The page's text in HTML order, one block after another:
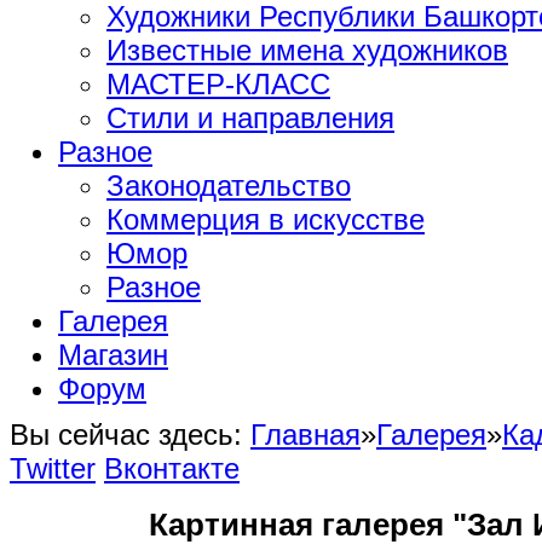
Художники Республики
Известные имена художников
МАСТЕР-КЛАСС
Стили и направления
Разное
Законодательство
Коммерция в искусстве
Юмор
Разное
Галерея
Магазин
Форум
Вы сейчас здесь: Главная»Галерея»
Twitter Вконтакте
Картинная галерея "Зал